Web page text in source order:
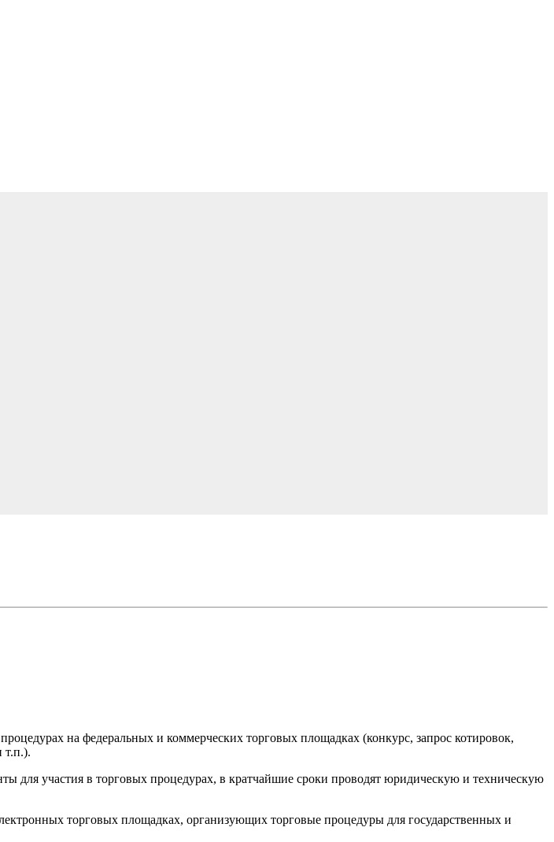
на федеральных и коммерческих торговых площадках (конкурс, запрос котировок,
т.п.).
для участия в торговых процедурах, в кратчайшие сроки проводят юридическую и техническую
торговых площадках, организующих торговые процедуры для государственных и